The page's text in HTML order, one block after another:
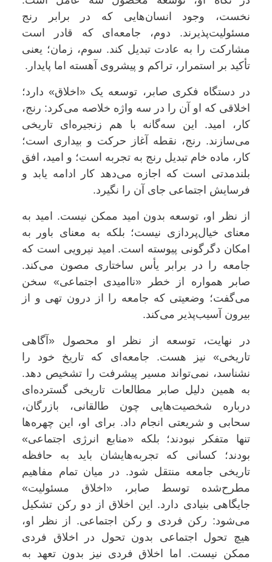
نخست، وجود انسان‌هایی که در برابر رنج
مسئولیت‌پذیرند. دوم، جامعه‌ای که قادر است
مشارکت را به عادت تبدیل کند. سوم، زمان؛ یعنی
تأکید بر استمرار، تراکم و پیشروی آهسته اما پایدار.
در دستگاه فکری صابر، توسعه یک «اخلاق» دارد؛
اخلاقی که او آن را در سه واژه خلاصه می‌کرد: رنج،
کار، امید. این سه‌گانه با هم زنجیره‌ای تاریخی
می‌سازند. رنج، نقطه آغاز حرکت و بیداری است؛
کار، ماده خام تبدیل رنج به تجربه است؛ و امید، افق
بلندمدتی است که اجازه می‌دهد کار ادامه یابد و
فرسایش اجتماعی جای آن را نگیرد.
از نظر او، توسعه بدون امید ممکن نیست. امید به
معنای خیال‌پردازی نیست؛ بلکه به معنای باور به
امکان دگرگونی پیوسته است. امید نیرویی است که
جامعه را در برابر یأس ساختاری مصون می‌کند.
صابر همواره از خطر «ناامیدی اجتماعی» سخن
می‌گفت؛ وضعیتی که جامعه را از درون تهی و از
بیرون آسیب‌پذیر می‌کند.
در نهایت، توسعه از نظر او محصول «آگاهی
تاریخی» نیز هست. جامعه‌ای که تاریخ خود را
نشناسد، نمی‌تواند مسیر پیشرفت را تشخیص دهد.
به همین دلیل صابر مطالعات تاریخی گسترده‌ای
درباره شخصیت‌هایی چون طالقانی، بازرگان،
سحابی و شریعتی انجام داد. برای او، این چهره‌ها
تنها متفکر نبودند؛ بلکه «منابع انرژی اجتماعی»
بودند؛ کسانی که تجربه‌هایشان باید به حافظه
تاریخی جامعه منتقل شود. در میان تمام مفاهیم
مطرح‌شده توسط صابر، «اخلاق مسئولیت»
جایگاهی بنیادی دارد. این اخلاق از دو رکن تشکیل
می‌شود: رکن فردی و رکن اجتماعی. از نظر او،
هیچ تحول اجتماعی بدون تحول در اخلاق فردی
ممکن نیست. اما اخلاق فردی نیز بدون تعهد به